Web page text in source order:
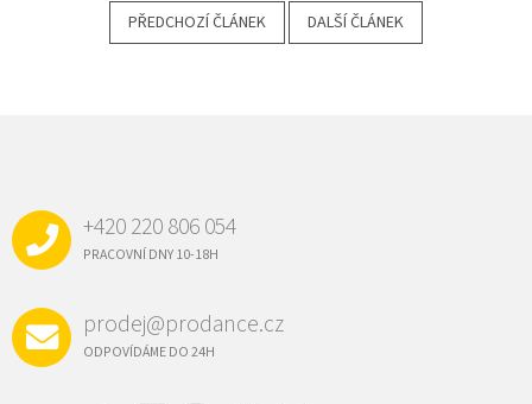
PŘEDCHOZÍ ČLÁNEK DALŠÍ ČLÁNEK
+420 220 806 054
PRACOVNÍ DNY 10-18H
prodej@prodance.cz
ODPOVÍDÁME DO 24H